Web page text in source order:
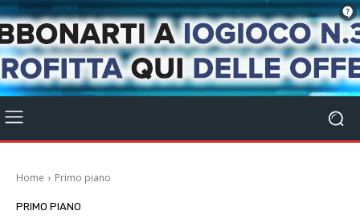
Home Primo piano
PRIMO PIANO